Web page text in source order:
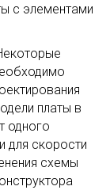
с элементами
платы в
одного
для скорости
схемы